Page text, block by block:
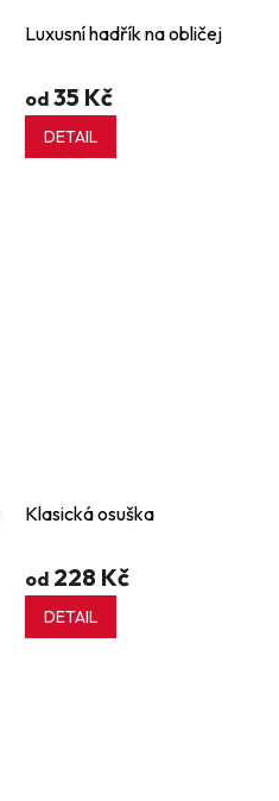
Luxusní hadřík na obličej
od 35 Kč
DETAIL
Klasická osuška
od 228 Kč
DETAIL